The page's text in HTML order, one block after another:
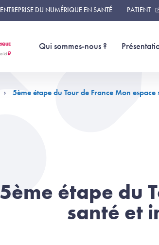
ENTREPRISE DU NUMÉRIQUE EN SANTÉ PATIENT
Qui sommes-nous ?
5ème étape du Tour de France Mon
5ème étape du
santé et